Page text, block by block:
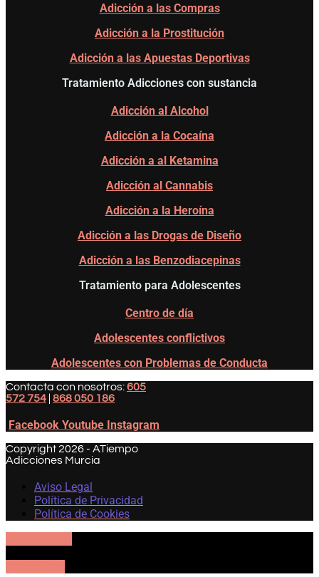
Adicción a las Compras
Adicción a la Prostitución
Adicción a las Apuestas Deportivas
Tratamiento Adicciones con sustancia
Adicción al Alcohol
Adicción a la Cocaína
Adicción a al Ketamina
Adicción al Cannabis
Adicción a la Heroína
Adicción a las Drogas de Diseño
Adicción a las Benzodiacepinas
Tratamiento para Adolescentes
Centro de día
Adolescentes conflictivos
Adolescentes con Problemas de Conducta
Contacta con nosotros:605
572 754 868 050 186
Facebook Youtube Instagram
Copyright 2026 - ATiempo
Adicciones Murcia
Aviso Legal
Política de Privacidad
Política de Cookies